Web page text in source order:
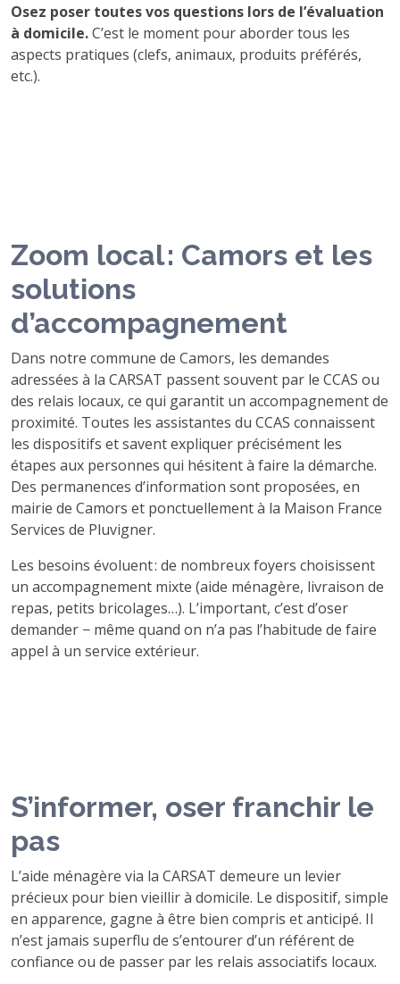
Osez poser toutes vos questions lors de l’évaluation
à domicile.C’est le moment pour aborder tous les
aspects pratiques (clefs, animaux, produits préférés,
etc.).
Zoom local : Camors et les
solutions
d’accompagnement
Dans notre commune de Camors, les demandes
adressées à la CARSAT passent souvent par le CCAS ou
des relais locaux, ce qui garantit un accompagnement de
proximité. Toutes les assistantes du CCAS connaissent
les dispositifs et savent expliquer précisément les
étapes aux personnes qui hésitent à faire la démarche.
Des permanences d’information sont proposées, en
mairie de Camors et ponctuellement à la Maison France
Services de Pluvigner.
Les besoins évoluent : de nombreux foyers choisissent
un accompagnement mixte (aide ménagère, livraison de
repas, petits bricolages…). L’important, c’est d’oser
demander − même quand on n’a pas l’habitude de faire
appel à un service extérieur.
S’informer, oser franchir le
pas
L’aide ménagère via la CARSAT demeure un levier
précieux pour bien vieillir à domicile. Le dispositif, simple
en apparence, gagne à être bien compris et anticipé. Il
n’est jamais superflu de s’entourer d’un référent de
confiance ou de passer par les relais associatifs locaux.